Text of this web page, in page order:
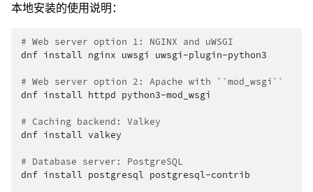
本地安装的使用说明：
# Web server option 1: NGINX and uWSGI
dnf install nginx uwsgi uwsgi-plugin-python3
# Web server option 2: Apache with ``mod_wsgi``
dnf install httpd python3-mod_wsgi
# Caching backend: Valkey
dnf install valkey
# Database server: PostgreSQL
dnf install postgresql postgresql-contrib